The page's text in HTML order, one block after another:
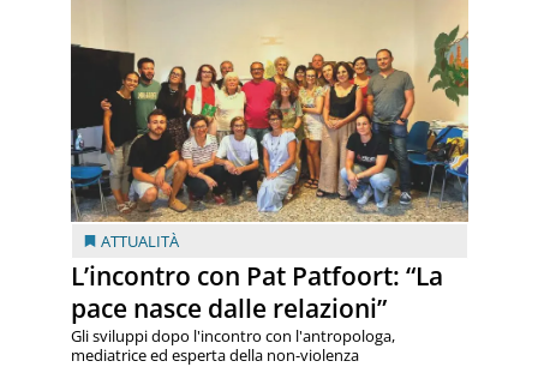
ATTUALITÀ
L’incontro con Pat Patfoort: “La
pace nasce dalle relazioni”
Gli sviluppi dopo l'incontro con l'antropologa,
mediatrice ed esperta della non-violenza